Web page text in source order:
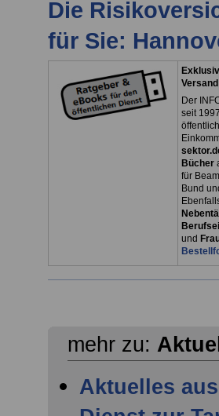
Die
für Sie:
Der
seit
Bücher
für
Bund
und
mehr zu:
Aktuelles